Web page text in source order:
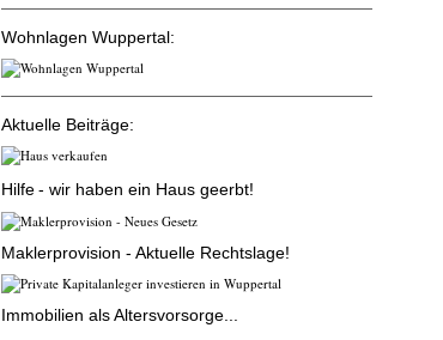
Wohnlagen Wuppertal:
Aktuelle Beiträge:
Hilfe- wir haben ein Haus geerbt!
Maklerprovision - Aktuelle Rechtslage!
Immobilien als Altersvorsorge...